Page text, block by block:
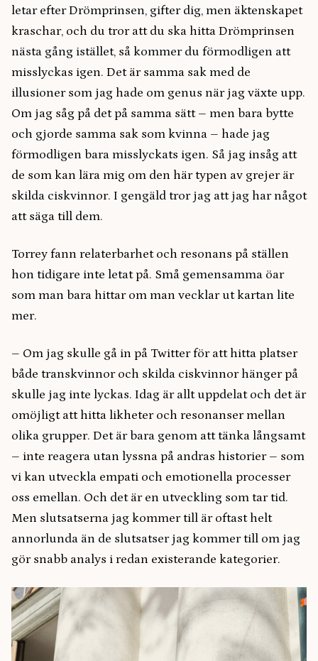
letar efter Drömprinsen, gifter dig, men äktenskapet
kraschar, och du tror att du ska hitta Drömprinsen
nästa gång istället, så kommer du förmodligen att
misslyckas igen. Det är samma sak med de
illusioner som jag hade om genus när jag växte upp.
Om jag såg på det på samma sätt – men bara bytte
och gjorde samma sak som kvinna – hade jag
förmodligen bara misslyckats igen. Så jag insåg att
de som kan lära mig om den här typen av grejer är
skilda ciskvinnor. I gengäld tror jag att jag har något
att säga till dem.
Torrey fann relaterbarhet och resonans på ställen
hon tidigare inte letat på. Små gemensamma öar
som man bara hittar om man vecklar ut kartan lite
mer.
– Om jag skulle gå in på Twitter för att hitta platser
både transkvinnor och skilda ciskvinnor hänger på
skulle jag inte lyckas. Idag är allt uppdelat och det är
omöjligt att hitta likheter och resonanser mellan
olika grupper. Det är bara genom att tänka långsamt
– inte reagera utan lyssna på andras historier – som
vi kan utveckla empati och emotionella processer
oss emellan. Och det är en utveckling som tar tid.
Men slutsatserna jag kommer till är oftast helt
annorlunda än de slutsatser jag kommer till om jag
gör snabb analys i redan existerande kategorier.